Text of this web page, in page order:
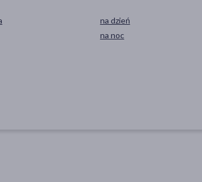
na dzień
na noc